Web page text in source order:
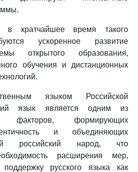
в кратчайшее время такого
ускоренное развитие
открытого образования,
обучения и дистанционных
языком Российской
язык является одним из
факторов, формирующих
и объединяющих
российский народ, что
расширения мер,
русского языка как